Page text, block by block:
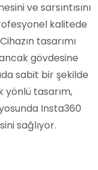
ve sarsıntısını
kalitede
tasarımı
gövdesine
sabit bir şekilde
yönlü tasarım,
Insta360
sağlıyor.